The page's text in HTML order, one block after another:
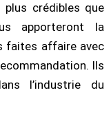
plus crédibles que
apporteront la
faites affaire avec
Ils
l’industrie du